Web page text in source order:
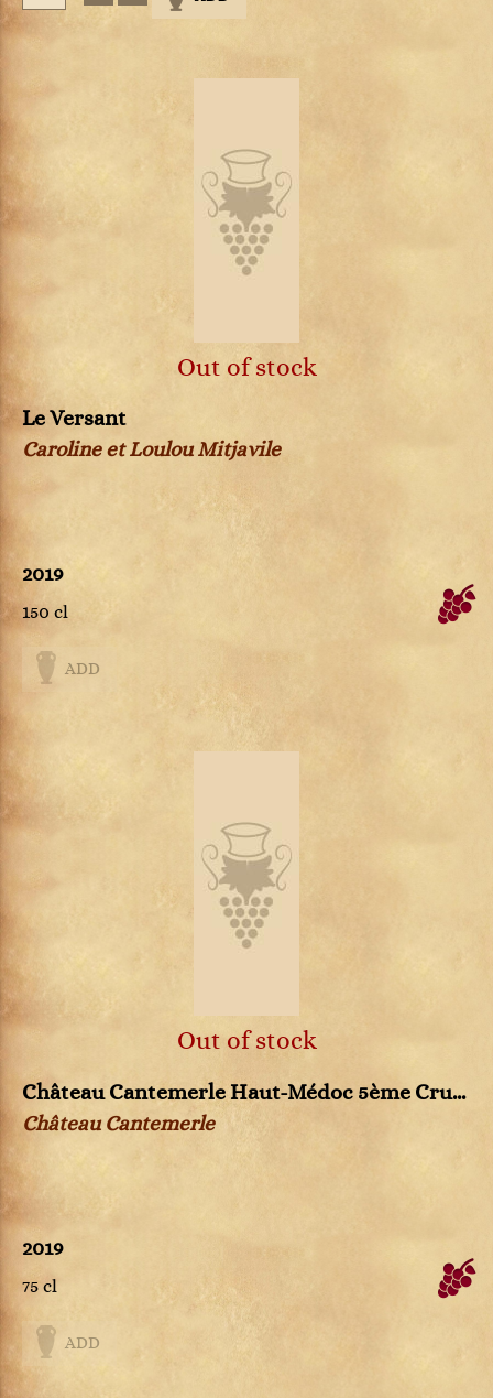
Out of stock
Le Versant
Caroline et Loulou Mitjavile
2019
150 cl
ADD
Out of stock
Château Cantemerle Haut-Médoc 5ème Cru...
Château Cantemerle
2019
75 cl
ADD